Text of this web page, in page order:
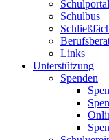
Schulportal
Schulbus
Links
Unterstützung
Spenden